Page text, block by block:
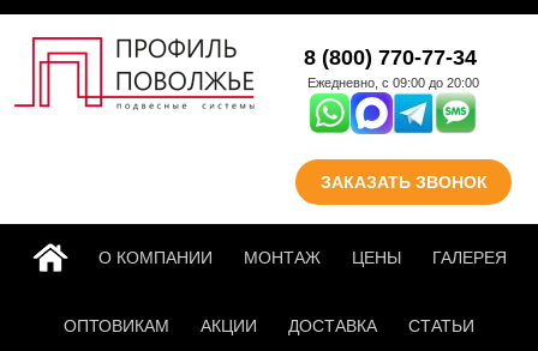
Перейти к основному
содержанию8 (800) 770-77-34
Ежедневно, с 09:00 до 20:00
ЗАКАЗАТЬ ЗВОНОК
ГЛАВНАЯО КОМПАНИИ МОНТАЖ ЦЕНЫ ГАЛЕРЕЯ
ОПТОВИКАМ АКЦИИ ДОСТАВКА СТАТЬИ